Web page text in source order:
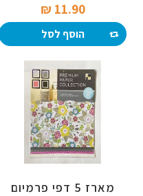
11.90 ₪‎
הוסף לסל
מארז 5 דפי פרמיום